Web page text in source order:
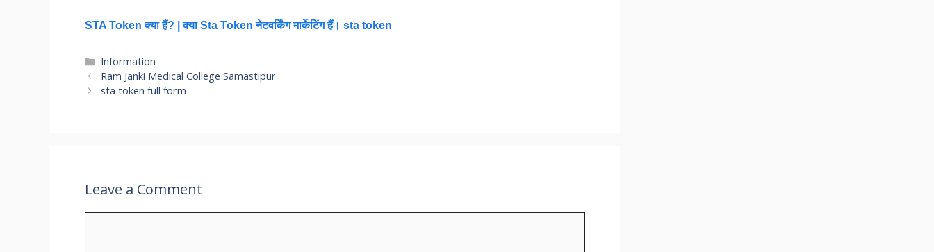
STA Token क्या हैं? | क्या Sta Token नेटवर्किंग मार्केटिंग हैं। sta token
Categories
Information
Ram Janki Medical College Samastipur
sta token full form
Leave a Comment